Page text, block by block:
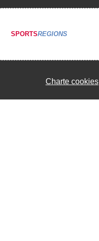
SPORTSREGIONS
Charte cookies